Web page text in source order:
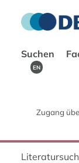
Suchen
EN
Zugang